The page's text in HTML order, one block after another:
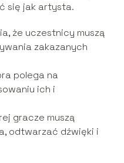
się jak artysta.
że uczestnicy muszą
zakazanych
polega na
ich i
gracze muszą
odtwarzać dźwięki i